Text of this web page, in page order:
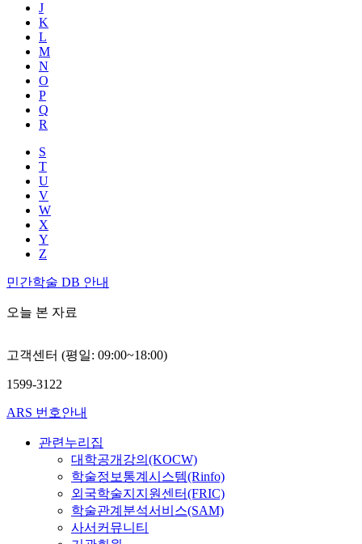
J
K
L
M
N
O
P
Q
R
S
T
U
V
W
X
Y
Z
민간학술 DB 안내
오늘 본 자료
고객센터 (평일: 09:00~18:00)
1599-3122
ARS 번호안내
관련누리집
대학공개강의(KOCW)
학술정보통계시스템(Rinfo)
외국학술지지원센터(FRIC)
학술관계분석서비스(SAM)
사서커뮤니티